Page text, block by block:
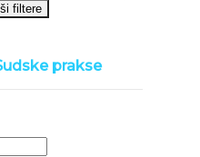
prakse